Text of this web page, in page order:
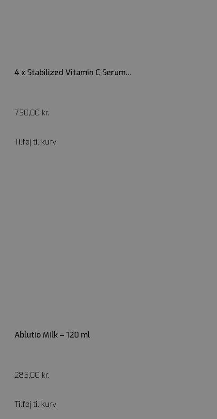
4 x Stabilized Vitamin C Serum...
750,00 kr.
Tilføj til kurv
Ablutio Milk – 120 ml
285,00 kr.
Tilføj til kurv